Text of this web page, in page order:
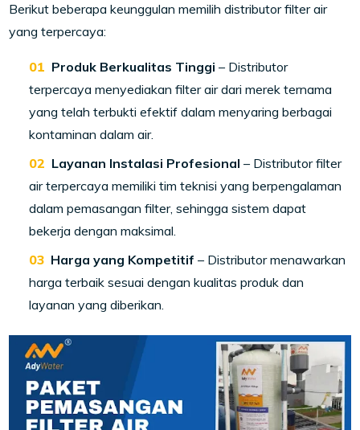
Berikut beberapa keunggulan memilih distributor filter air
yang terpercaya:
Produk Berkualitas Tinggi – Distributor
terpercaya menyediakan filter air dari merek ternama
yang telah terbukti efektif dalam menyaring berbagai
kontaminan dalam air.
Layanan Instalasi Profesional – Distributor filter
air terpercaya memiliki tim teknisi yang berpengalaman
dalam pemasangan filter, sehingga sistem dapat
bekerja dengan maksimal.
Harga yang Kompetitif – Distributor menawarkan
harga terbaik sesuai dengan kualitas produk dan
layanan yang diberikan.